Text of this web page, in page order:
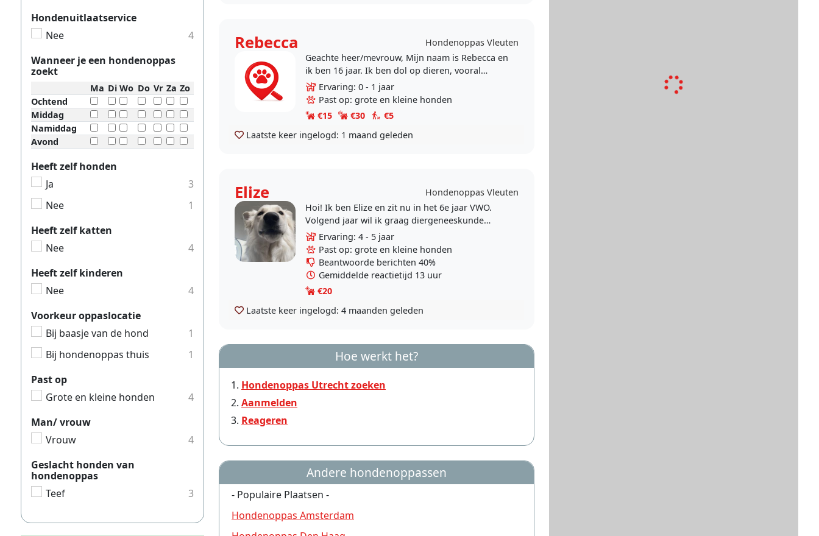
Rebecca
Hondenoppas Vleuten
Geachte heer/mevrouw, Mijn naam is Rebecca en
ik ben 16 jaar. Ik ben dol op dieren, vooral
honden, en heb zelf een hond waar ik dagelijks
voor zorg...
Ervaring: 0 - 1 jaar
Past op: grote en kleine honden
€15
€30
€5
Laatste keer ingelogd: 1 maand geleden
Elize
Hondenoppas Vleuten
Hoi! Ik ben Elize en zit nu in het 6e jaar VWO.
Volgend jaar wil ik graag diergeneeskunde
studeren. Het lijkt me leuk om alvast wat meer te
leren en..
Ervaring: 4 - 5 jaar
Past op: grote en kleine honden
Beantwoorde berichten 40%
Gemiddelde reactietijd 13 uur
€20
Laatste keer ingelogd: 4 maanden geleden
Hoe werkt het?
Hondenoppas Utrecht zoeken
Aanmelden
Reageren
Andere hondenoppassen
- Populaire Plaatsen -
Hondenoppas Amsterdam
Hondenuitlaatservice
Nee
4
Wanneer je een hondenoppas
zoekt
Ma Di Wo Do Vr Za Zo
Ochtend
Middag
Namiddag
Avond
Heeft zelf honden
Ja
3
Nee
1
Heeft zelf katten
Nee
4
Heeft zelf kinderen
Nee
4
Voorkeur oppaslocatie
Bij baasje van de hond
1
Bij hondenoppas thuis
1
Past op
Grote en kleine honden
4
Man/ vrouw
Vrouw
4
Geslacht honden van
hondenoppas
Teef
3